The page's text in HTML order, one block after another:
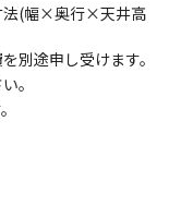
法(幅×奥行×天井高
別途申し受けます。
。